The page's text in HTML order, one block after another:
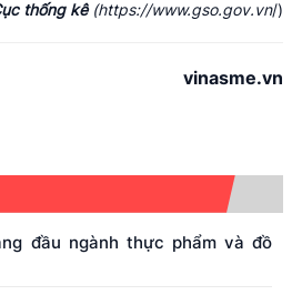
thống kê(https://www.gso.gov.vn/)
vinasme.vn
đầu ngành thực phẩm và đồ